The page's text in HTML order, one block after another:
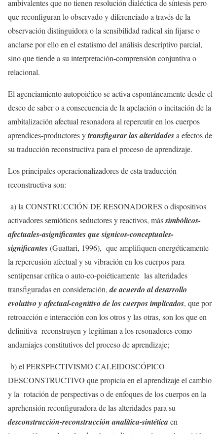
ambivalentes que no tienen resolución dialéctica de síntesis pero
que reconfiguran lo observado y diferenciado a través de la
observación distinguidora o la sensibilidad radical sin fijarse o
anclarse por ello en el estatismo del análisis descriptivo parcial,
sino que tiende a su interpretación-comprensión conjuntiva o
relacional.
El agenciamiento autopoiético se activa espontáneamente desde el
deseo de saber o a consecuencia de la apelación o incitación de la
ambitalización afectual resonadora al repercutir en los cuerpos
aprendices-productores ytransfigurar las alteridadesa efectos de
su traducción reconstructiva para el proceso de aprendizaje.
Los principales operacionalizadores de esta traducción
reconstructiva son:
a) la CONSTRUCCIÓN DE RESONADORES o dispositivos
activadores semióticos seductores y reactivos, mássimbólicos-
afectuales-asignificantesque sígnicos-conceptuales-
significantes(Guattari, 1996), que amplifiquen energéticamente
la repercusión afectual y su vibración en los cuerpos para
sentipensar crítica o auto-co-poiéticamente las alteridades
transfiguradas en consideración,de acuerdo al desarrollo
evolutivo y afectual-cognitivo de los cuerpos implicados, que por
retroacción e interacción con los otros y las otras, son los que en
definitiva reconstruyen y legitiman a los resonadores como
andamiajes constitutivos del proceso de aprendizaje;
b) el PERSPECTIVISMO CALEIDOSCÓPICO
DESCONSTRUCTIVO que propicia en el aprendizaje el cambio
y la rotación de perspectivas o de enfoques de los cuerpos en la
aprehensión reconfiguradora de las alteridades para su
desconstrucción-reconstrucción analítica-sintéticaen